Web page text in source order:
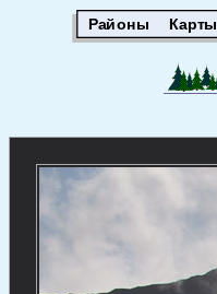
Районы Карты